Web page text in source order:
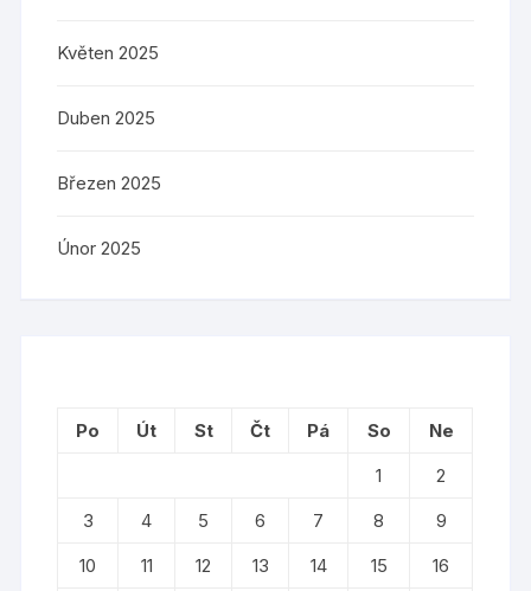
Květen 2025
Duben 2025
Březen 2025
Únor 2025
Po Út St Čt Pá So
Ne
1
2
3
4 5 6 7 8
9
10
11 12 13 14 15
16